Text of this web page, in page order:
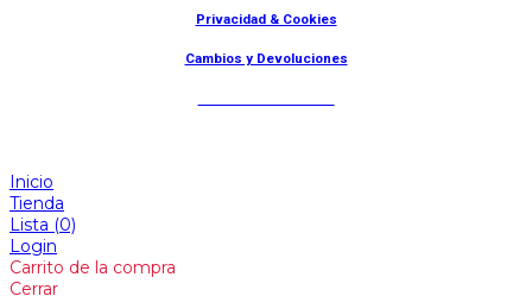
Privacidad & Cookies
Cambios y Devoluciones
Inicio
Tienda
Lista (0)
Login
Carrito de la compra
Cerrar